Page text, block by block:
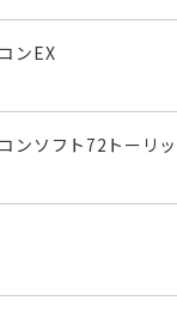
ンEX
ンソフト72トーリッ